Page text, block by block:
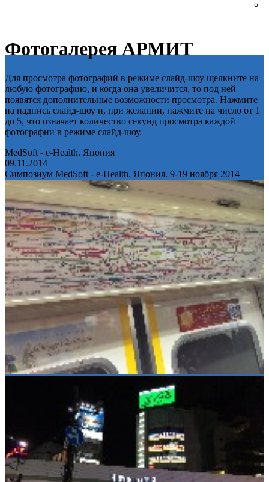
Фотогалерея АРМИТ
Для просмотра фотографий в режиме слайд-шоу щелкните на
любую фотографию, и когда она увеличится, то под ней
появятся дополнительные возможности просмотра. Нажмите
на надпись слайд-шоу и, при желании, нажмите на число от 1
до 5, что означает количество секунд просмотра каждой
фотографии в режиме слайд-шоу.
MedSoft - e-Health. Япония
09.11.2014
Симпозиум MedSoft - e-Health. Япония. 9-19 ноября 2014